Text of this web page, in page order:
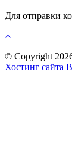
Для отправки
© Copyright
Хостинг сайта